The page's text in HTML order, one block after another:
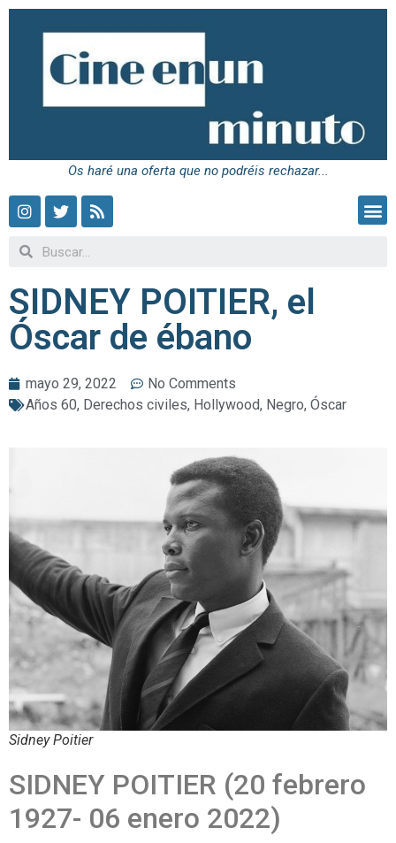
Os haré una oferta que no podréis rechazar...
SIDNEY POITIER, el
Óscar de ébano
mayo 29, 2022
No Comments
Años 60, Derechos civiles, Hollywood, Negro, Óscar
Sidney Poitier
SIDNEY POITIER (20 febrero
1927- 06 enero 2022)